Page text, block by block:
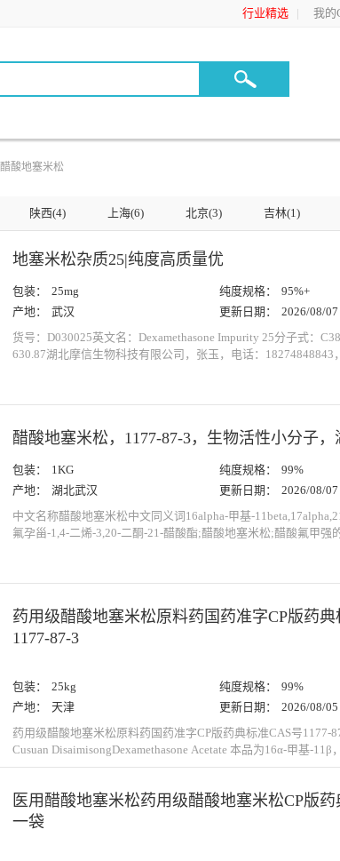
行业精选 我的
醋酸地塞米松
陕西(4) 上海(6) 北京(3) 吉林(1)
地塞米松杂质25|纯度高质量优
包装： 25mg 纯度规格：
95%+
产地：
武汉 更新日期：
2026/08/07
货号：D030025英文名：Dexamethasone Impurity 25分子式：
630.87湖北摩信生物科技有限公司，张玉，电话：18274848843
药物及中间体工艺开发与生产,化合物定制合...
醋酸地塞米松，1177-87-3，生物活性小分子
包装： 1KG 纯度规格：
99%
产地：
湖北武汉 更新日期：
2026/08/07
中文名称醋酸地塞米松中文同义词16alpha-甲基-
氟孕甾-1,4-二烯-3,20-二酮-21-醋酸酯;醋酸地塞米松;醋酸氟甲强
药用级醋酸地塞米松原料药国药准字CP版药典
1177-87-3
包装： 25kg 纯度规格：
99%
产地：
天津 更新日期：
2026/08/05
药用级醋酸地塞米松原料药国药准字CP版药典标准CAS号1177-
Cusuan DisaimisongDexamethasone Acetate 本品为16α-甲基-11β，17α，21-三羟
基-9α-氟孕甾-1，4-二烯-3，20-二酮-21-醋酸酯。按干燥品计算
臭。...
医用醋酸地塞米松药用级醋酸地塞米松CP版药
一袋